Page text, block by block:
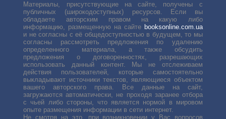
Материалы, присутствующие на сайте, получены с
публичных (широкодоступных) ресурсов. Если вы
обладаете авторским правом на какую либо
информацию, размещенную на сайте booksonline.com.ua
и не согласны с её общедоступностью в будущем, то мы
согласны рассмотреть предложения по удалению
определенного материала, а также обсудить
предложения о договоренностях, разрешающих
использовать данный контент. Мы не отслеживаем
действия пользователей, которые самостоятельно
выкладывают источники текстов, являющиеся объектом
вашего авторского права. Все данные на сайт,
загружаются автоматически, не проходя заранее отбора
с чьей либо стороны, что является нормой в мировом
опыте размещения информации в сети интернет.
Не смотря на это, при возникновении у Вас вопросов